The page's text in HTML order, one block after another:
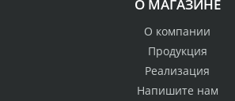
О МАГАЗИНЕ
О компании
Продукция
Реализация
Напишите нам